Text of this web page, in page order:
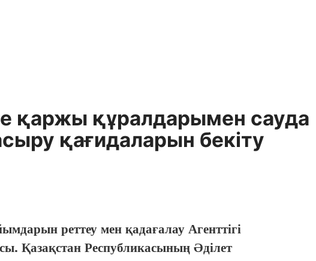
қаржы құралдарымен сауда
қағидаларын бекіту
реттеу мен қадағалау Агенттігі
Қазақстан Республикасының Әділет